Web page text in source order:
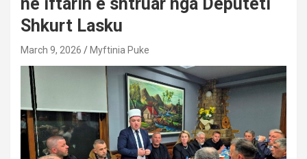
Shkurt Lasku
March 9, 2026 Myftinia Puke